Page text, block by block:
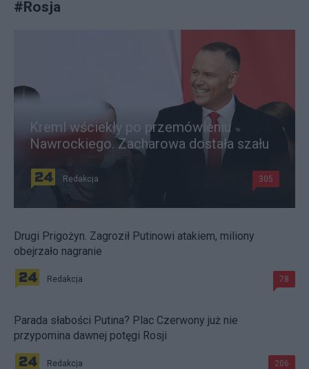
#Rosja
Kreml wściekły po przemówieniu
Nawrockiego. Zacharowa dostała szału
Redakcja 305
Drugi Prigożyn. Zagroził Putinowi atakiem, miliony
obejrzało nagranie
Redakcja 78
Parada słabości Putina? Plac Czerwony już nie
przypomina dawnej potęgi Rosji
Redakcja 206